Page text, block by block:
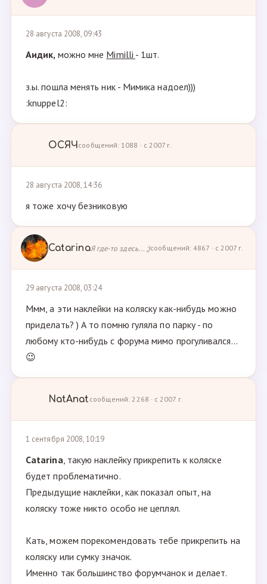
28 августа 2008, 09:43
Аидик, можно мне Mimilli - 1шт.
з.ы. пошла менять ник - Мимика надоел)))
:knuppel2:
ОСЯЧсообщений: 1088 · с 2007 г.
28 августа 2008, 14:36
я тоже хочу безниковую
CatarinaЯ где-то здесь... ;)сообщений: 4867 · с 2007 г.
29 августа 2008, 03:24
Ммм, а эти наклейки на коляску как-нибудь можно
приделать? ) А то помню гуляла по парку - по
любому кто-нибудь с форума мимо прогуливался...
😉
NatAnat сообщений: 2268 · с 2007 г.
1 сентября 2008, 10:19
Catarina, такую наклейку прикрепить к коляске
будет проблематично.
Предыдущие наклейки, как показал опыт, на
коляску тоже никто особо не цеплял.
Кать, можем порекомендовать тебе прикрепить на
коляску или сумку значок.
Именно так большинство форумчанок и делает.